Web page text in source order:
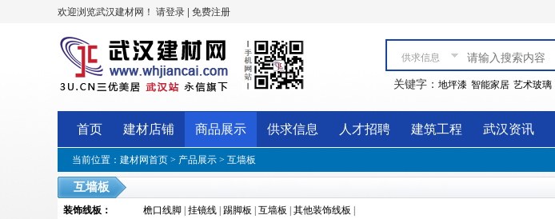
欢迎浏览武汉建材网！ 请登录 | 免费注册
供求信息
关键字： 地坪漆 智能家居 艺术玻璃
首页 建材店铺 商品展示 供求信息 人才招聘 建筑工程 武汉资讯
当前位置： 建材网首页 > 产品展示 > 互墙板
互墙板
装饰线板 ： 檐口线脚 挂镜线 踢脚板 互墙板 其他装饰线板